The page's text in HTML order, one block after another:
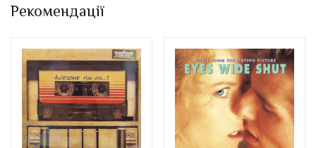
Рекомендації